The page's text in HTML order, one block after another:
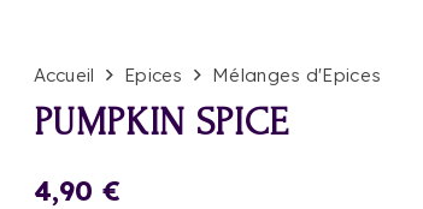
Accueil Epices Mélanges d'Epices
PUMPKIN SPICE
4,90 €